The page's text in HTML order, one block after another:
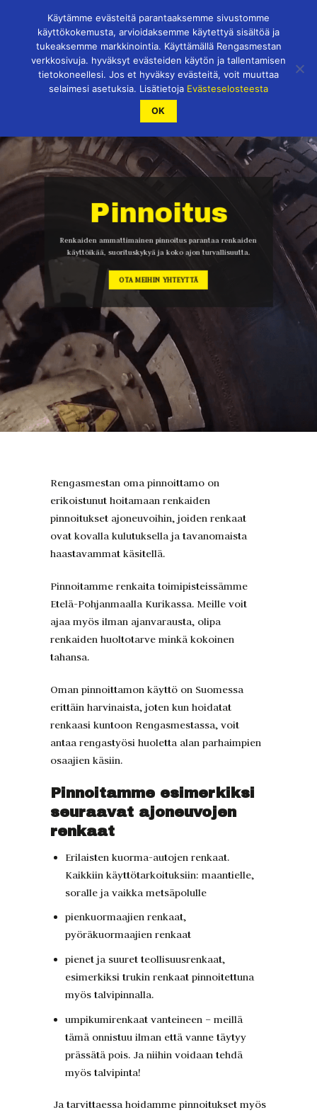
Pinnoitus
Renkaiden ammattimainen pinnoitus parantaa renkaiden
käyttöikää, suorituskykyä ja koko ajon turvallisuutta.
OTA MEIHIN YHTEYTTÄ
Rengasmestan oma pinnoittamo on
erikoistunut hoitamaan renkaiden
pinnoitukset ajoneuvoihin, joiden renkaat
ovat kovalla kulutuksella ja tavanomaista
haastavammat käsitellä.
Pinnoitamme renkaita toimipisteissämme
Etelä-Pohjanmaalla Kurikassa. Meille voit
ajaa myös ilman ajanvarausta, olipa
renkaiden huoltotarve minkä kokoinen
tahansa.
Oman pinnoittamon käyttö on Suomessa
erittäin harvinaista, joten kun hoidatat
renkaasi kuntoon Rengasmestassa, voit
antaa rengastyösi huoletta alan parhaimpien
osaajien käsiin.
Pinnoitamme esimerkiksi
seuraavat ajoneuvojen
renkaat
Erilaisten kuorma-autojen renkaat.
Kaikkiin käyttötarkoituksiin: maantielle,
soralle ja vaikka metsäpolulle
pienkuormaajien renkaat,
pyöräkuormaajien renkaat
pienet ja suuret teollisuusrenkaat,
esimerkiksi trukin renkaat pinnoitettuna
myös talvipinnalla.
umpikumirenkaat vanteineen – meillä
tämä onnistuu ilman että vanne täytyy
prässätä pois. Ja niihin voidaan tehdä
myös talvipinta!
Ja tarvittaessa hoidamme pinnoitukset myös
Käytämme evästeitä parantaaksemme sivustomme
käyttökokemusta, arvioidaksemme käytettyä sisältöä ja
tukeaksemme markkinointia. Käyttämällä Rengasmestan
verkkosivuja. hyväksyt evästeiden käytön ja tallentamisen
tietokoneellesi. Jos et hyväksy evästeitä, voit muuttaa
selaimesi asetuksia. Lisätietoja Evästeselosteesta
OK